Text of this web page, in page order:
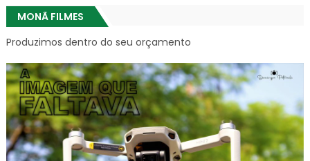
MONÃ FILMES
Produzimos dentro do seu orçamento